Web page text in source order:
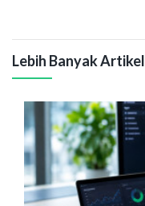
Lebih Banyak Artikel